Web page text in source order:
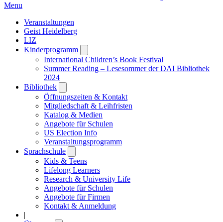
Menu
Veranstaltungen
Geist Heidelberg
LIZ
Kinderprogramm
submenu
International Children’s Book Festival
Summer Reading – Lesesommer der DAI Bibliothek
2024
Bibliothek
submenu
Öffnungszeiten & Kontakt
Mitgliedschaft & Leihfristen
Katalog & Medien
Angebote für Schulen
US Election Info
Veranstaltungsprogramm
Sprachschule
submenu
Kids & Teens
Lifelong Learners
Research & University Life
Angebote für Schulen
Angebote für Firmen
Kontakt & Anmeldung
|